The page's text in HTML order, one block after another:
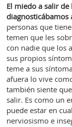
El miedo a salir
diagnosticábamos
personas que
temen que les
con nadie que los
sus propios
teme a sus
afuera lo vive
también siente
salir. Es como un
puede estar en
nerviosismo e